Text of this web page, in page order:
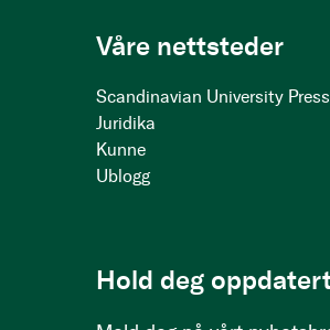
Våre nettsteder
Scandinavian University Press
Juridika
Kunne
Ublogg
Hold deg